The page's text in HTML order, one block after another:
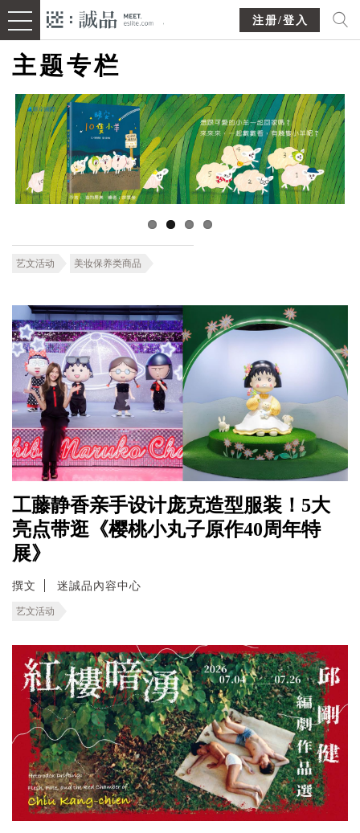
注册/登入
主题专栏
艺文活动 美妆保养类商品
工藤静香亲手设计庞克造型服装！5大
亮点带逛《樱桃小丸子原作40周年特
展》
撰文 迷誠品內容中心
艺文活动